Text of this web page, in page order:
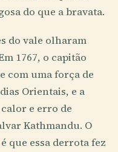
do que a bravata.
do vale olharam
1767, o capitão
com uma força de
Orientais, e a
e erro de
Kathmandu. O
que essa derrota fez